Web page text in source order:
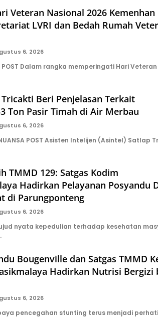
Veteran Nasional 2026 Kemenhan
LVRI dan Bedah Rumah
6, 2026
POST Dalam rangka memperingati Hari Veteran
Beri Penjelasan Terkait
Ton Pasir Timah di Air Merbau
6, 2026
POST Asisten Intelijen (Asintel) Satlap
TMMD 129: Satgas Kodim
Hadirkan Pelayanan Posyandu
di Parungponteng
6, 2026
nyata kepedulian terhadap kesehatan
Bougenville dan Satgas TMMD
Hadirkan Nutrisi Bergizi
6, 2026
pencegahan stunting terus menjadi